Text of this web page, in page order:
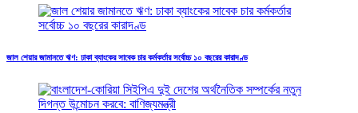
জাল শেয়ার জামানতে ঋণ: ঢাকা ব্যাংকের সাবেক চার কর্মকর্তার সর্বোচ্চ ১০ বছরের কারাদণ্ড